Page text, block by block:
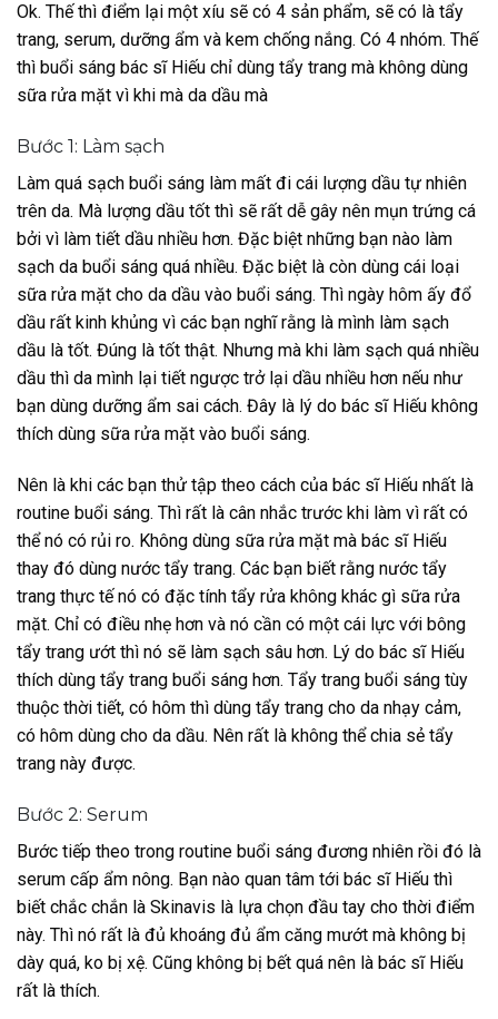
Ok. Thế thì điểm lại một xíu sẽ có 4 sản phẩm, sẽ có là tẩy
trang, serum, dưỡng ẩm và kem chống nắng. Có 4 nhóm. Thế
thì buổi sáng bác sĩ Hiếu chỉ dùng tẩy trang mà không dùng
sữa rửa mặt vì khi mà da dầu mà
Bước 1: Làm sạch
Làm quá sạch buổi sáng làm mất đi cái lượng dầu tự nhiên
trên da. Mà lượng dầu tốt thì sẽ rất dễ gây nên mụn trứng cá
bởi vì làm tiết dầu nhiều hơn. Đặc biệt những bạn nào làm
sạch da buổi sáng quá nhiều. Đặc biệt là còn dùng cái loại
sữa rửa mặt cho da dầu vào buổi sáng. Thì ngày hôm ấy đổ
dầu rất kinh khủng vì các bạn nghĩ rằng là mình làm sạch
dầu là tốt. Đúng là tốt thật. Nhưng mà khi làm sạch quá nhiều
dầu thì da mình lại tiết ngược trở lại dầu nhiều hơn nếu như
bạn dùng dưỡng ẩm sai cách. Đây là lý do bác sĩ Hiếu không
thích dùng sữa rửa mặt vào buổi sáng.
Nên là khi các bạn thử tập theo cách của bác sĩ Hiếu nhất là
routine buổi sáng. Thì rất là cân nhắc trước khi làm vì rất có
thể nó có rủi ro. Không dùng sữa rửa mặt mà bác sĩ Hiếu
thay đó dùng nước tẩy trang. Các bạn biết rằng nước tẩy
trang thực tế nó có đặc tính tẩy rửa không khác gì sữa rửa
mặt. Chỉ có điều nhẹ hơn và nó cần có một cái lực với bông
tẩy trang ướt thì nó sẽ làm sạch sâu hơn. Lý do bác sĩ Hiếu
thích dùng tẩy trang buổi sáng hơn. Tẩy trang buổi sáng tùy
thuộc thời tiết, có hôm thì dùng tẩy trang cho da nhạy cảm,
có hôm dùng cho da dầu. Nên rất là không thể chia sẻ tẩy
trang này được.
Bước 2: Serum
Bước tiếp theo trong routine buổi sáng đương nhiên rồi đó là
serum cấp ẩm nông. Bạn nào quan tâm tới bác sĩ Hiếu thì
biết chắc chắn là Skinavis là lựa chọn đầu tay cho thời điểm
này. Thì nó rất là đủ khoáng đủ ẩm căng mướt mà không bị
dày quá, ko bị xệ. Cũng không bị bết quá nên là bác sĩ Hiếu
rất là thích.